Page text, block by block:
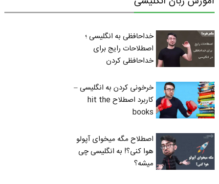
خداحافظی به انگلیسی ؛
اصطلاحات رایج برای
خداحافظی کردن
خرخونی کردن به انگلیسی –
کاربرد اصطلاح hit the
books
اصطلاح مگه میخوای آپولو
هوا کنی؟! به انگلیسی چی
میشه؟